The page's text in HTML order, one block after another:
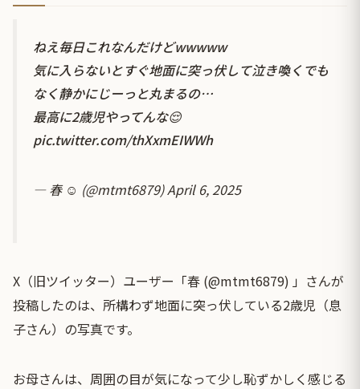
ねえ毎日これなんだけどwwwww
気に入らないとすぐ地面に突っ伏して泣き喚くでも
なく静かにじーっと丸まるの…
最高に2歳児やってんな😌
pic.twitter.com/thXxmEIWWh
— 春 ☺︎ (@mtmt6879)April 6, 2025
X（旧ツイッター）ユーザー「春 (@mtmt6879) 」さんが
投稿したのは、所構わず地面に突っ伏している2歳児（息
子さん）の写真です。
お母さんは、周囲の目が気になって少し恥ずかしく感じる